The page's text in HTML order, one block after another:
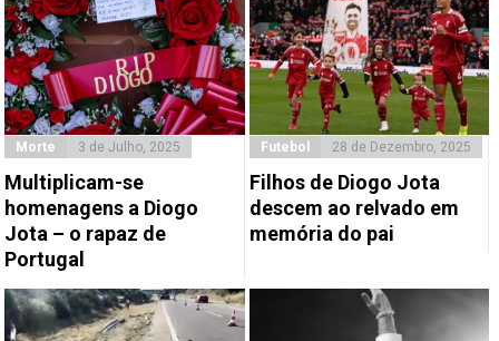
Morte 3 de Julho, 2025
Multiplicam-se
homenagens a Diogo
Jota – o rapaz de
Portugal
Futebol 28 de Dezembro, 2025
Filhos de Diogo Jota
descem ao relvado em
memória do pai